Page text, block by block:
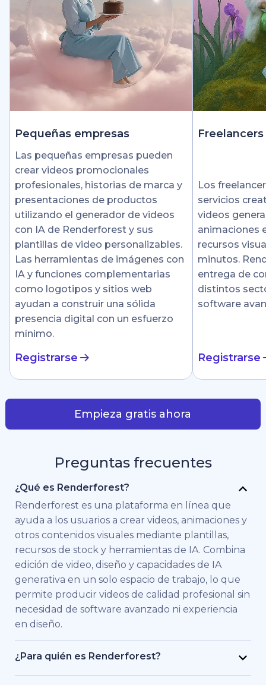
Pequeñas empresas
Las pequeñas empresas pueden
crear videos promocionales
profesionales, historias de marca y
presentaciones de productos
utilizando el generador de videos
con IA de Renderforest y sus
plantillas de video personalizables.
Las herramientas de imágenes con
IA y funciones complementarias
como logotipos y sitios web
ayudan a construir una sólida
presencia digital con un esfuerzo
mínimo.
Registrarse
Freelancers
Los
servicios
videos
animaciones
recursos
minutos.
entrega de
distintos
software
Registrarse
Empieza gratis ahora
Preguntas frecuentes
¿Qué es Renderforest?
Renderforest es una plataforma en línea que
ayuda a los usuarios a crear videos, animaciones y
otros contenidos visuales mediante plantillas,
recursos de stock y herramientas de IA. Combina
edición de video, diseño y capacidades de IA
generativa en un solo espacio de trabajo, lo que
permite producir videos de calidad profesional sin
necesidad de software avanzado ni experiencia
en diseño.
¿Para quién es Renderforest?
Renderforest está pensado para personas y